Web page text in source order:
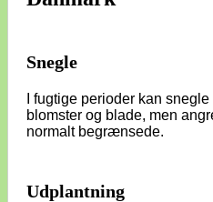
Snegle
I fugtige perioder kan
blomster og blade, men
normalt begrænsede.
Udplantning